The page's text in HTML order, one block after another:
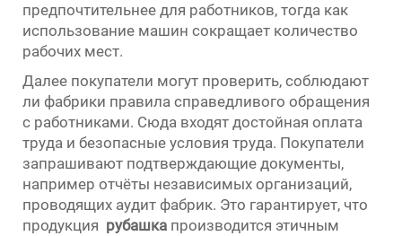
предпочтительнее для работников, тогда как
использование машин сокращает количество
рабочих мест.
Далее покупатели могут проверить, соблюдают
ли фабрики правила справедливого обращения
с работниками. Сюда входят достойная оплата
труда и безопасные условия труда. Покупатели
запрашивают подтверждающие документы,
например отчёты независимых организаций,
проводящих аудит фабрик. Это гарантирует, что
продукция рубашка производится этичным